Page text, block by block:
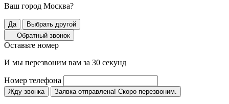
Ваш город Москва?
Да
Выбрать другой
Обратный звонок
Оставьте номер
И мы перезвоним вам за 30 секунд
Номер телефона
Жду звонка Заявка отправлена! Скоро перезвоним.